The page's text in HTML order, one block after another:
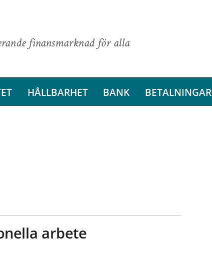
finansmarknad för alla
HÅLLBARHET BANK BETALNINGAR
arbete